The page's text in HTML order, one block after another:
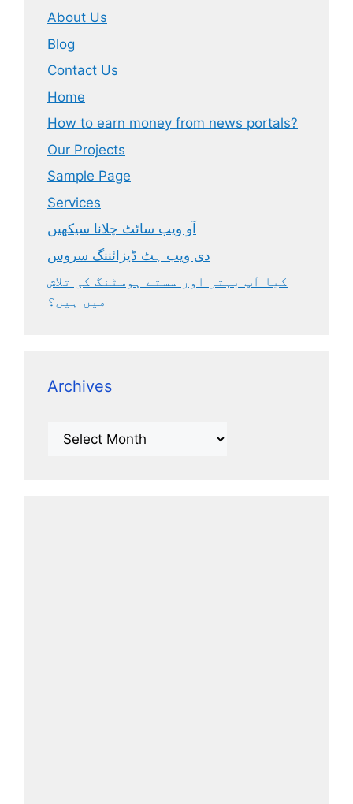
About Us
Blog
Contact Us
Home
How to earn money from news portals?
Our Projects
Sample Page
Services
آو ویب سائٹ چلانا سیکھیں
دی ویب ہٹ ڈیزائننگ سروس
کیا آپ بہتر اور سستے ہوسٹنگ کی تلاش
میں ہیں؟
Archives
Archives